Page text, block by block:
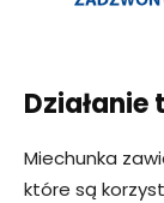
Działanie
Miechunka
które są